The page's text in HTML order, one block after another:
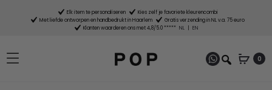
Elk item te personaliseren
Kies zelf je favoriete kleurencombi
Met liefde ontworpen en handbedrukt in Haarlem
Gratis verzending in NL v.a. 75 euro
Klanten waarderen ons met 4,8/5.0 ***** NL EN
0